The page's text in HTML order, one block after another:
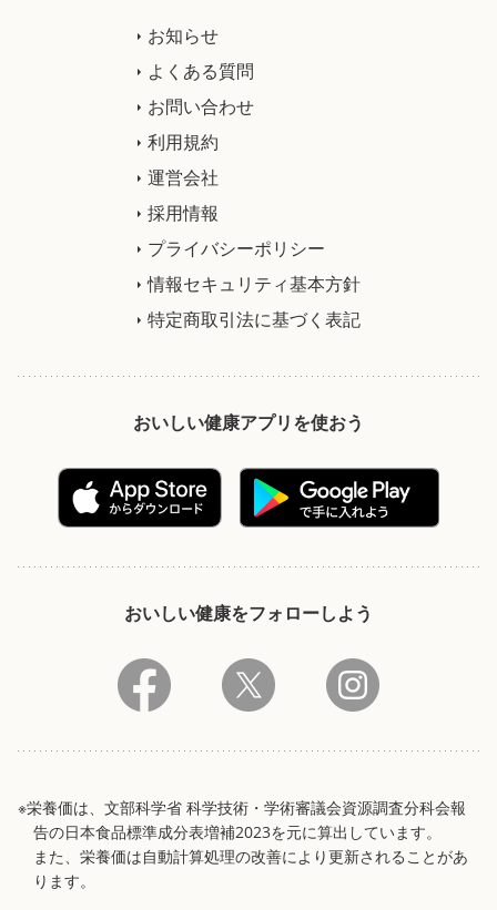
お知らせ
よくある質問
お問い合わせ
利用規約
運営会社
採用情報
プライバシーポリシー
情報セキュリティ基本方針
特定商取引法に基づく表記
おいしい健康アプリを使おう
おいしい健康をフォローしよう
※栄養価は、文部科学省 科学技術・学術審議会資源調査分科会報
告の日本食品標準成分表増補2023を元に算出しています。
また、栄養価は自動計算処理の改善により更新されることがあ
ります。